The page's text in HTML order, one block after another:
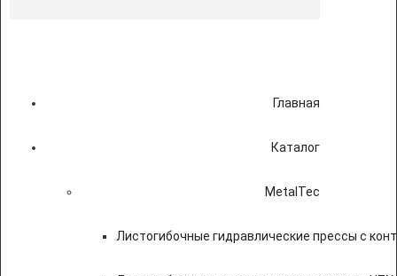
Главная
Каталог
MetalTec
Листогибочные гидравлические прессы с